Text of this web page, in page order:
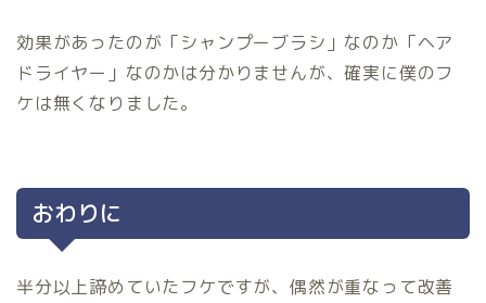
効果があったのが「シャンプーブラシ」なのか「ヘア
ドライヤー」なのかは分かりませんが、確実に僕のフ
ケは無くなりました。
おわりに
半分以上諦めていたフケですが、偶然が重なって改善